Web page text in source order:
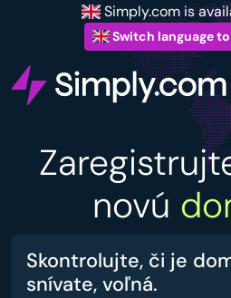
Simply.com is
Switch language
novú
Skontrolujte, či je
snívate, voľná.